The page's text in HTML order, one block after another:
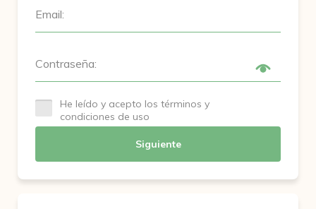
Email:
Contraseña:
He leído y acepto los términos y
condiciones de uso
Siguiente